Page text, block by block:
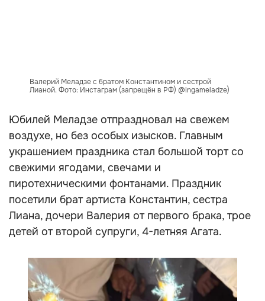
Валерий Меладзе с братом Константином и сестрой
Лианой. Фото: Инстаграм (запрещён в РФ) @ingameladze)
Юбилей Меладзе отпраздновал на свежем
воздухе, но без особых изысков. Главным
украшением праздника стал большой торт со
свежими ягодами, свечами и
пиротехническими фонтанами. Праздник
посетили брат артиста Константин, сестра
Лиана, дочери Валерия от первого брака, трое
детей от второй супруги, 4-летняя Агата.